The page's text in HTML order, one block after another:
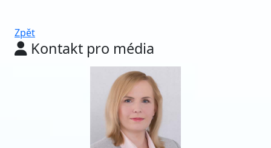
Zpět
Kontakt pro média